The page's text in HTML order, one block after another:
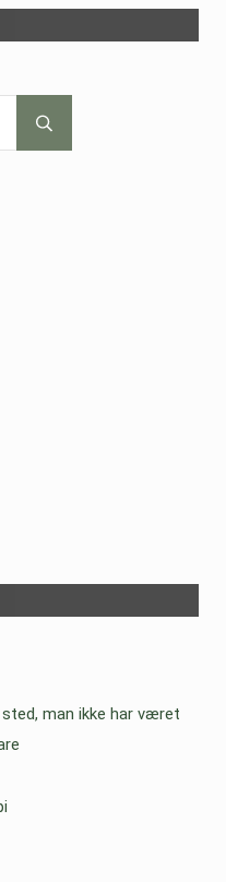
Submit search
man ikke har været